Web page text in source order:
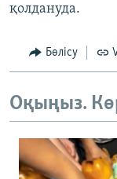
ЖАЗЫЛЫҢЫЗ
қолдануда.
Бөлісу
Оқыңыз.